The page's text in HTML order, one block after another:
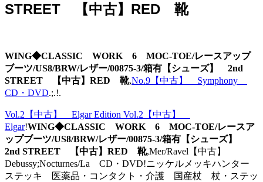
STREET 【中古】RED 靴
WING◆CLASSIC WORK 6 MOC-TOE/レースアップ
ブーツ/US8/BRW/レザー/00875-3/箱有【シューズ】 2nd
STREET 【中古】RED 靴,No.9【中古】 Symphony
CD・DVD.;.!.
Vol.2【中古】 Elgar Edition Vol.2【中古】
Elgar!WING◆CLASSIC WORK 6 MOC-TOE/レースア
ップブーツ/US8/BRW/レザー/00875-3/箱有【シューズ】
2nd STREET 【中古】RED 靴,Mer/Ravel【中古】
Debussy;Nocturnes/La CD・DVD!ニッケルメッキハンター
ステッキ 医薬品・コンタクト・介護 国産杖 杖・ステッ